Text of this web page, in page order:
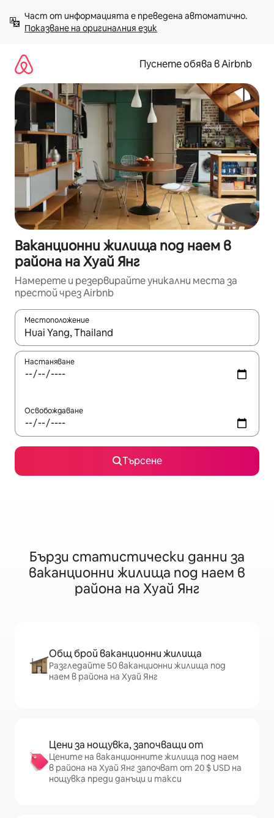
към
съдържанието
Показване на оригиналния език
Пуснете обява в Airbnb
Ваканционни жилища под наем в
района на Хуай Янг
Намерете и резервирайте уникални места за
престой чрез Airbnb
Местоположение
Когато резултатите се покажат, използвайте
Настаняване
Освобождаване
Търсене
Бързи статистически данни за
ваканционни жилища под наем в
района на Хуай Янг
Общ брой ваканционни жилища
Разгледайте 50 ваканционни жилища под
наем в района на Хуай Янг
Цени за нощувка, започващи от
Цените на ваканционните жилища под наем
в района на Хуай Янг започват от 20 $ USD на
нощувка преди данъци и такси